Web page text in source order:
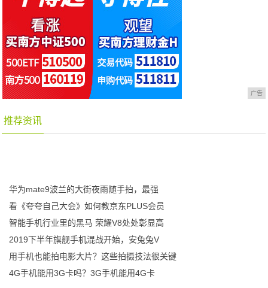
广告
推荐资讯
华为mate9波兰的大街夜雨随手拍，最强
看《夸夸自己大会》如何教京东PLUS会员
智能手机行业里的黑马 荣耀V8处处彰显高
2019下半年旗舰手机混战开始，安兔兔V
用手机也能拍电影大片？这些拍摄技法很关键
4G手机能用3G卡吗？3G手机能用4G卡